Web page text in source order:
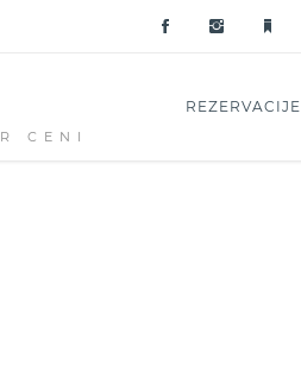
CENI
REZERVACIJE